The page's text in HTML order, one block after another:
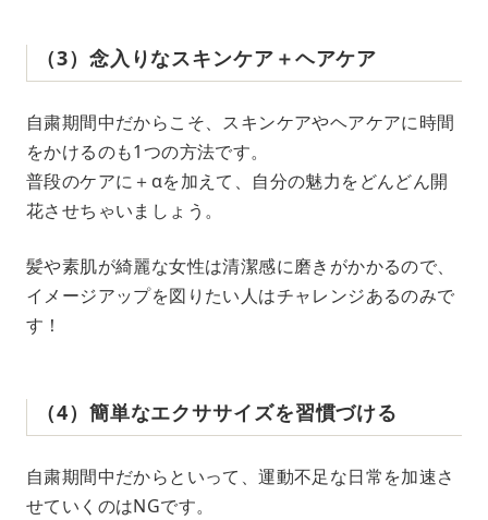
（3）念入りなスキンケア＋ヘアケア
自粛期間中だからこそ、スキンケアやヘアケアに時間
をかけるのも1つの方法です。
普段のケアに＋αを加えて、自分の魅力をどんどん開
花させちゃいましょう。
髪や素肌が綺麗な女性は清潔感に磨きがかかるので、
イメージアップを図りたい人はチャレンジあるのみで
す！
（4）簡単なエクササイズを習慣づける
自粛期間中だからといって、運動不足な日常を加速さ
せていくのはNGです。